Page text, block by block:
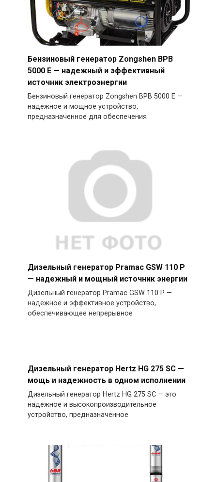
Бензиновый генератор Zongshen BPB
5000 E — надежный и эффективный
источник электроэнергии
Бензиновый генератор Zongshen BPB 5000 E —
надежное и мощное устройство,
предназначенное для обеспечения
Дизельный генератор Pramac GSW 110 P
— надежный и мощный источник энергии
Дизельный генератор Pramac GSW 110 P —
надежное и эффективное устройство,
обеспечивающее непрерывное
Дизельный генератор Hertz HG 275 SC —
мощь и надежность в одном исполнении
Дизельный генератор Hertz HG 275 SC — это
надежное и высокопроизводительное
устройство, предназначенное